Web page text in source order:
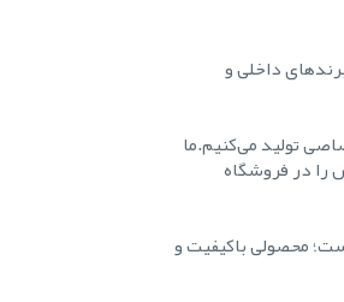
داخلی و
تولید می‌کنیم.ما
را در فروشگاه
محصولی باکیفیت و